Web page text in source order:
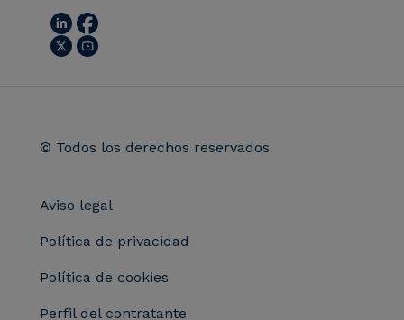
© Todos los derechos reservados
Aviso legal
Política de privacidad
Política de cookies
Perfil del contratante